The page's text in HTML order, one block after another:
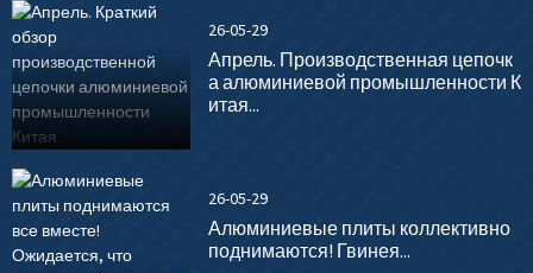
26-05-29
Апрель. Производственная цепочк
а алюминиевой промышленности К
итая...
26-05-29
Алюминиевые плиты коллективно
поднимаются! Гвинея...